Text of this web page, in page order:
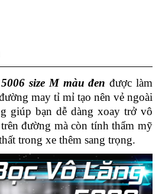
size M màu đenđược làm
may tỉ mỉ tạo nên vẻ ngoài
giúp bạn dễ dàng xoay trở vô
đường mà còn tính thẩm mỹ
trong xe thêm sang trọng.